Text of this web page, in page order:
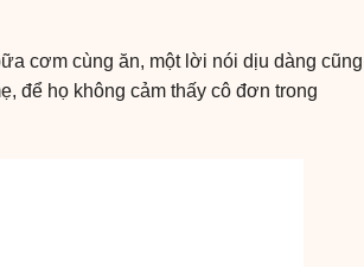
cơm cùng ăn, một lời nói dịu dàng cũng
để họ không cảm thấy cô đơn trong